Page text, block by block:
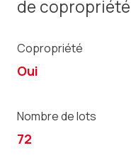
de copropriété
Copropriété
Oui
Nombre de lots
72